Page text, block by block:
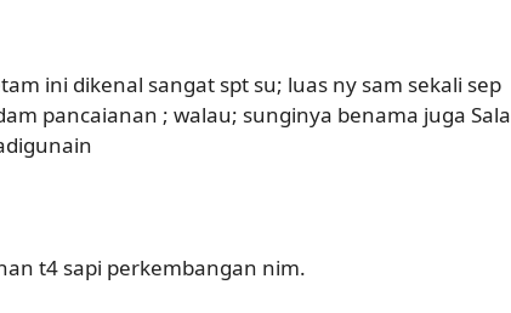
ini dikenal sangat spt su; luas ny sam sekali sep
pancaianan ; walau; sunginya benama juga Sala
t4 sapi perkembangan nim.